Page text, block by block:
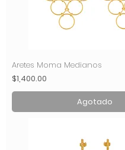
Aretes Moma Medianos
Precio
$1,400.00
Agotado